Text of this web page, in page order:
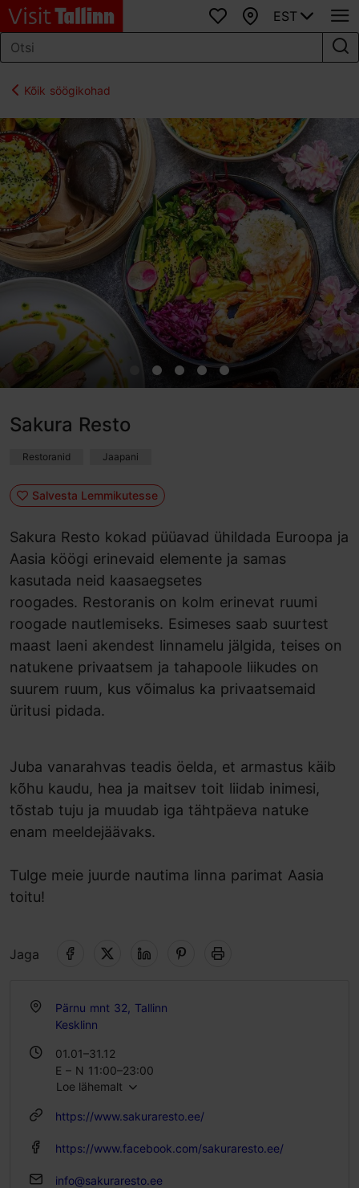
Lemmikud
Kaart
EST
Kõik söögikohad
Sakura Resto
Restoranid Jaapani
Salvesta Lemmikutesse
Sakura Resto kokad püüavad ühildada Euroopa ja
Aasia köögi erinevaid elemente ja samas
kasutada neid kaasaegsetes
roogades. Restoranis on kolm erinevat ruumi
roogade nautlemiseks. Esimeses saab suurtest
maast laeni akendest linnamelu jälgida, teises on
natukene privaatsem ja tahapoole liikudes on
suurem ruum, kus võimalus ka privaatsemaid
üritusi pidada.
Juba vanarahvas teadis öelda, et armastus käib
kõhu kaudu, hea ja maitsev toit liidab inimesi,
tõstab tuju ja muudab iga tähtpäeva natuke
enam meeldejäävaks.
Tulge meie juurde nautima linna parimat Aasia
toitu!
Jaga
Pärnu mnt 32, Tallinn
Kesklinn
01.01–31.12
E – N 11:00–23:00
R 11:00–00:00
P 12:00–22:00
Loe lähemalt
https://www.sakuraresto.ee/
https://www.facebook.com/sakuraresto.ee/
info@sakuraresto.ee